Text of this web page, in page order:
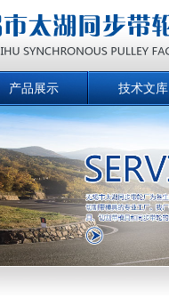
产品展示 技术文库